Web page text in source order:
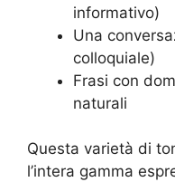
informativo)
Una
colloquiale)
Frasi con
naturali
Questa varietà di
l’intera gamma